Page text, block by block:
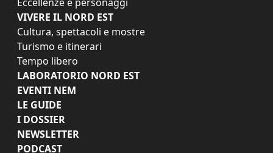
VIVERE IL NORD EST
Cultura, spettacoli e mostre
Turismo e itinerari
Tempo libero
LABORATORIO NORD EST
EVENTI NEM
LE GUIDE
I DOSSIER
NEWSLETTER
PODCAST